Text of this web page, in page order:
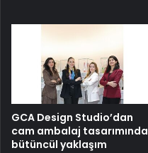
GCA Design Studio’dan
cam ambalaj tasarımında
bütüncül yaklaşım